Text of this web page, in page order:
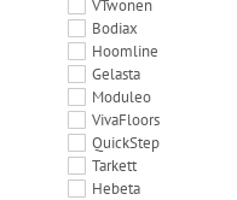
VTwonen
Bodiax
Hoomline
Gelasta
Moduleo
VivaFloors
QuickStep
Tarkett
Hebeta